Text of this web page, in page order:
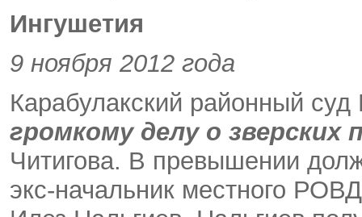
Ингушетия
9 ноября 2012 года
Карабулакский районный
громкому делу о зверских
Читигова. В превышении
экс-начальник местного